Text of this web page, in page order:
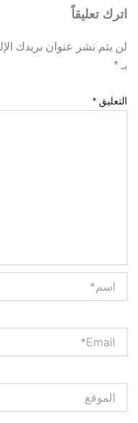
اترك تعليقاً
لن يتم نشر عنوان بريدك
بـ *
التعليق *